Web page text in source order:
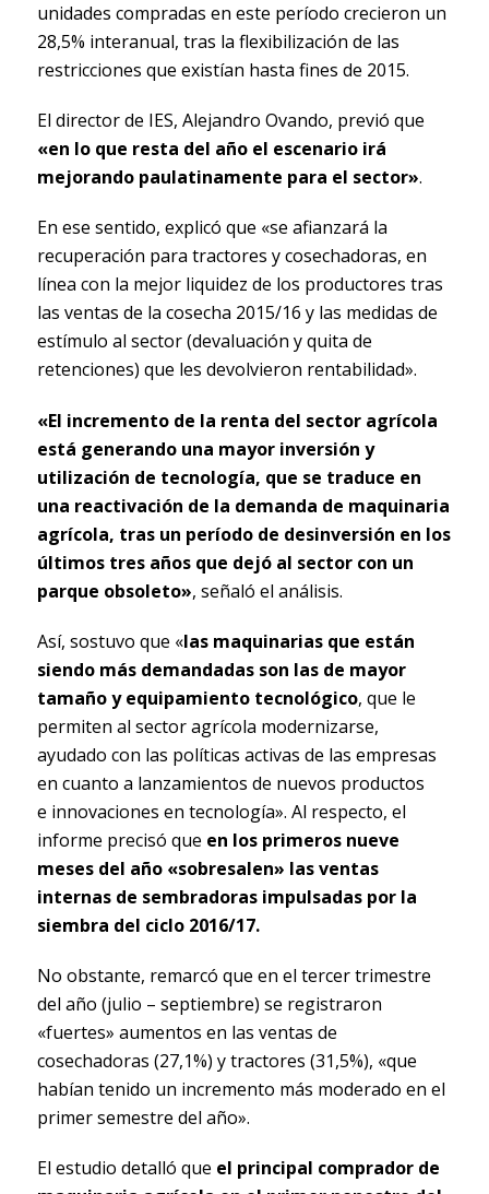
unidades compradas en este período crecieron un
28,5% interanual, tras la flexibilización de las
restricciones que existían hasta fines de 2015.
El director de IES, Alejandro Ovando, previó que
«en lo que resta del año el escenario irá
mejorando paulatinamente para el sector».
En ese sentido, explicó que «se afianzará la
recuperación para tractores y cosechadoras, en
línea con la mejor liquidez de los productores tras
las ventas de la cosecha 2015/16 y las medidas de
estímulo al sector (devaluación y quita de
retenciones) que les devolvieron rentabilidad».
«El incremento de la renta del sector agrícola
está generando una mayor inversión y
utilización de tecnología, que se traduce en
una reactivación de la demanda de maquinaria
agrícola, tras un período de desinversión en los
últimos tres años que dejó al sector con un
parque obsoleto», señaló el análisis.
Así, sostuvo que «las maquinarias que están
siendo más demandadas son las de mayor
tamaño y equipamiento tecnológico, que le
permiten al sector agrícola modernizarse,
ayudado con las políticas activas de las empresas
en cuanto a lanzamientos de nuevos productos
e innovaciones en tecnología». Al respecto, el
informe precisó que en los primeros nueve
meses del año «sobresalen» las ventas
internas de sembradoras impulsadas por la
siembra del ciclo 2016/17.
No obstante, remarcó que en el tercer trimestre
del año (julio – septiembre) se registraron
«fuertes» aumentos en las ventas de
cosechadoras (27,1%) y tractores (31,5%), «que
habían tenido un incremento más moderado en el
primer semestre del año».
El estudio detalló que el principal comprador de